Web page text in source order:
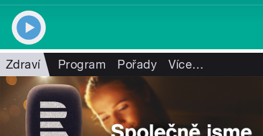
Zdraví Program Pořady Více…